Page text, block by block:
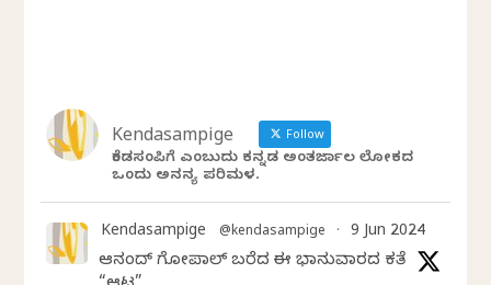
Kendasampige Follow
ಕೆಂಡಸಂಪಿಗೆ ಎಂಬುದು ಕನ್ನಡ ಅಂತರ್ಜಾಲ ಲೋಕದ
ಒಂದು ಅನನ್ಯ ಪರಿಮಳ.
Kendasampige @kendasampige · 9 Jun 2024
ಆನಂದ್‌ ಗೋಪಾಲ್‌ ಬರೆದ ಈ ಭಾನುವಾರದ ಕತೆ